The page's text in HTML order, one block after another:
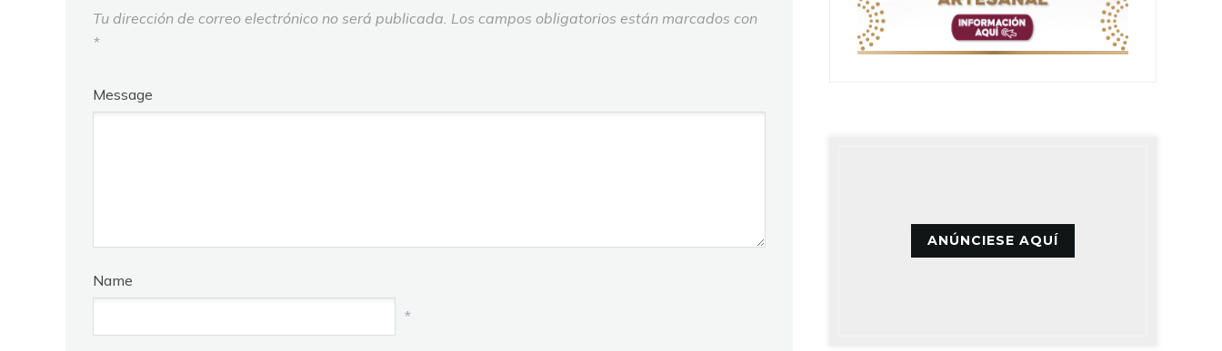
Tu dirección de correo electrónico no será publicada. Los campos obligatorios están marcados con
*
Message
Name
*
ANÚNCIESE AQUÍ